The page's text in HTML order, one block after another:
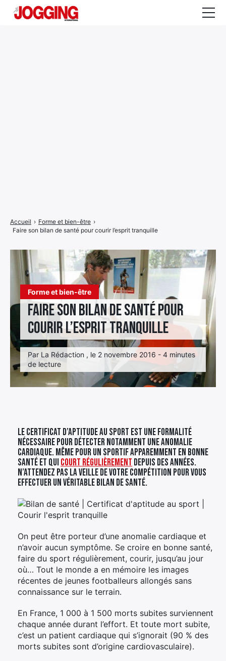
Forme et bien-être
Faire son bilan de santé pour
courir l’esprit tranquille
Par La Rédaction , le 2 novembre 2016 - 4 minutes
de lecture
Accueil › Forme et bien-être ›
Faire son bilan de santé pour courir l’esprit tranquille
Le certificat d’aptitude au sport est une formalité
nécessaire pour détecter notamment une anomalie
cardiaque. Même pour un sportif apparemment en bonne
santé et qui court régulièrement depuis des années.
N’attendez pas la veille de votre compétition pour vous
effectuer un véritable bilan de santé.
On peut être porteur d’une anomalie cardiaque et
n’avoir aucun symptôme. Se croire en bonne santé,
faire du sport régulièrement, courir, jusqu’au jour
où… Tout le monde a en mémoire les images
récentes de jeunes footballeurs allongés sans
connaissance sur le terrain.
En France, 1 000 à 1 500 morts subites surviennent
chaque année durant l’effort. Et toute mort subite,
c’est un patient cardiaque qui s’ignorait (90 % des
morts subites sont d’origine cardiovasculaire).
de
menu
Élément
de
menu
Élément
de
menu